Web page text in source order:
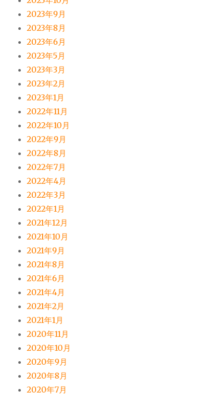
2023年9月
2023年8月
2023年6月
2023年5月
2023年3月
2023年2月
2023年1月
2022年11月
2022年10月
2022年9月
2022年8月
2022年7月
2022年4月
2022年3月
2022年1月
2021年12月
2021年10月
2021年9月
2021年8月
2021年6月
2021年4月
2021年2月
2021年1月
2020年11月
2020年10月
2020年9月
2020年8月
2020年7月